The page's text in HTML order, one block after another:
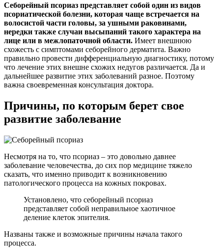
Себорейный псориаз представляет собой один из видов
псориатической болезни, которая чаще встречается на
волосистой части головы, за ушными раковинами,
нередки также случаи высыпаний такого характера на
лице или в межлопаточной области. Имеет внешнюю
схожесть с симптомами себорейного дерматита. Важно
правильно провести дифференциальную диагностику, потому
что лечение этих внешне схожих недугов различается. Да и
дальнейшее развитие этих заболеваний разное. Поэтому
важна своевременная консультация доктора.
Причины, по которым берет свое
развитие заболевание
Несмотря на то, что псориаз – это довольно давнее
заболевание человечества, до сих пор медицине тяжело
сказать, что именно приводит к возникновению
патологического процесса на кожных покровах.
Установлено, что себорейный псориаз
представляет собой неправильное хаотичное
деление клеток эпителия.
Названы также и возможные причины начала такого
процесса.